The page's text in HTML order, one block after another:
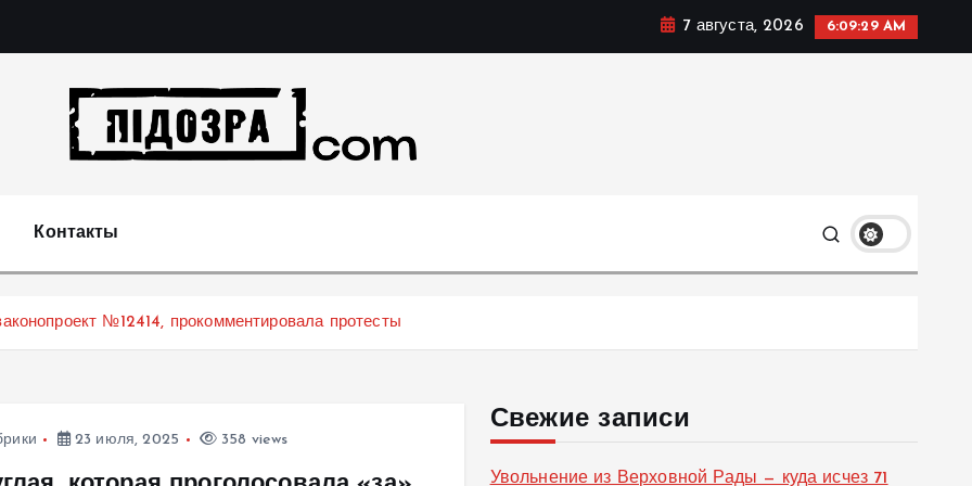
7 августа, 2026 6:09:30 AM
Контакты
№12414, прокомментировала протесты
23 июля, 2025 358 views
Свежие записи
Увольнение из Верховной Рады — куда исчез 71